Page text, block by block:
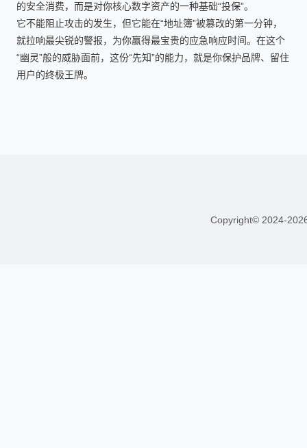
的安全消费，而是对你核心数字资产的一种基础“投保”。
它不能阻止攻击的发生，但它能在“地址簿”被篡改的第一分钟，
就拉响最尖锐的警报，为你赢得最宝贵的应急响应时间。在这个
“幽灵”般的威胁面前，这份“先知”的能力，就是你保护品牌、留住
用户的终极王牌。
Copyright© 2024-